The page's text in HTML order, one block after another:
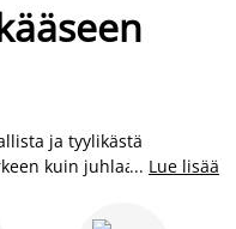
ja tyylikästä
kuin juhlaankin.
JYSKistä
... Lue lisää